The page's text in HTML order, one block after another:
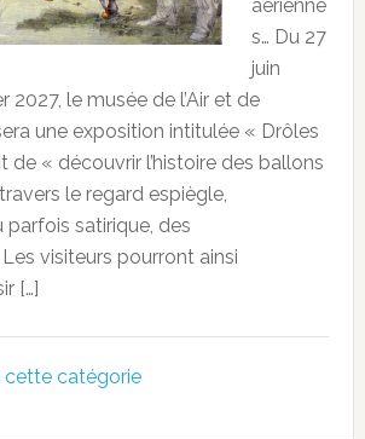
aérienne
s… Du 27
juin
2027, le musée de l’Air et de
une exposition intitulée « Drôles
de « découvrir l’histoire des ballons
le regard espiègle,
parfois satirique, des
visiteurs pourront ainsi
[…]
cette catégorie